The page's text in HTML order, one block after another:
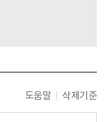
도움말 삭제기준